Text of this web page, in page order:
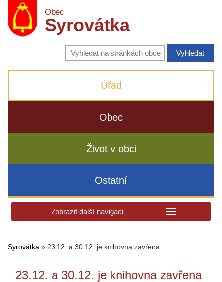
Obec
Syrovátka
Vyhledávání
na
stránkách
Úřad
Obec
Život v obci
Ostatní
Zobrazit další navigaci
Syrovátka » 23.12. a 30.12. je knihovna zavřena
23.12. a 30.12. je knihovna zavřena